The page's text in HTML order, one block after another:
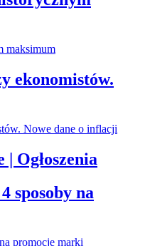
ekonomistów.
Ogłoszenia
sposoby na